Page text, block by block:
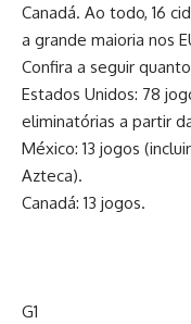
Canadá. Ao todo, 16
a grande maioria nos
Confira a seguir
Estados Unidos: 78
eliminatórias a partir
México: 13 jogos
Azteca).
Canadá: 13 jogos.
G1